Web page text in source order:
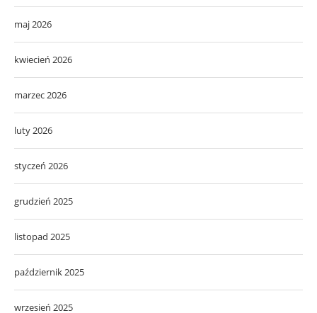
maj 2026
kwiecień 2026
marzec 2026
luty 2026
styczeń 2026
grudzień 2025
listopad 2025
październik 2025
wrzesień 2025